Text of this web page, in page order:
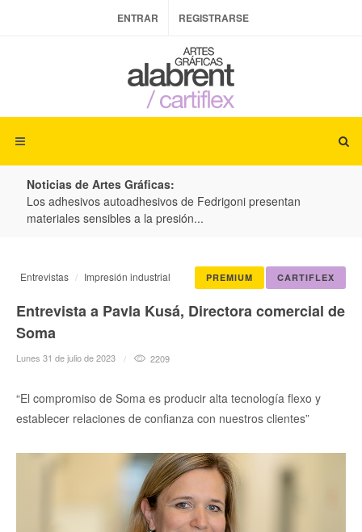
ENTRAR REGISTRARSE
Noticias de Artes Gráficas:
Los adhesivos autoadhesivos de Fedrigoni presentan
materiales sensibles a la presión...
CARTIFLEX
PREMIUM
Entrevistas Impresión industrial
Entrevista a Pavla Kusá, Directora comercial de
Soma
Lunes 31 de julio de 2023 2209
“El compromiso de Soma es producir alta tecnología flexo y
establecer relaciones de confianza con nuestros clientes”